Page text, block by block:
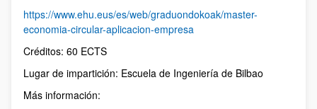
https://www.ehu.eus/es/web/graduondokoak/master-
economia-circular-aplicacion-empresa
Créditos: 60 ECTS
Lugar de impartición: Escuela de Ingeniería de Bilbao
Más información: